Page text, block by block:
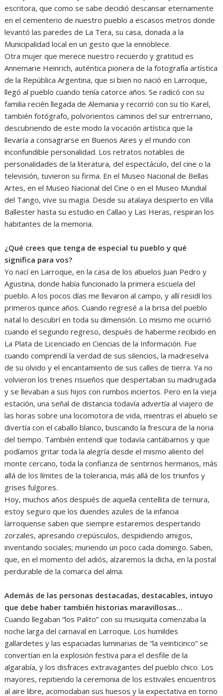
escritora, que como se sabe decidió descansar eternamente
en el cementerio de nuestro pueblo a escasos metros donde
levantó las paredes de La Tera, su casa, donada a la
Municipalidad local en un gesto que la ennoblece.
Otra mujer que merece nuestro recuerdo y gratitud es
Annemarie Heinrich, auténtica pionera de la fotografía artística
de la República Argentina, que si bien no nació en Larroque,
llegó al pueblo cuando tenía catorce años. Se radicó con su
familia recién llegada de Alemania y recorrió con su tío Karel,
también fotógrafo, polvorientos caminos del sur entrerriano,
descubriendo de este modo la vocación artística que la
llevaría a consagrarse en Buenos Aires y el mundo con
inconfundible personalidad. Los retratos notables de
personalidades de la literatura, del espectáculo, del cine o la
televisión, tuvieron su firma. En el Museo Nacional de Bellas
Artes, en el Museo Nacional del Cine o en el Museo Mundial
del Tango, vive su magia. Desde su atalaya despierto en Villa
Ballester hasta su estudio en Callao y Las Heras, respiran los
habitantes de la memoria.
¿Qué crees que tenga de especial tu pueblo y qué
significa para vos?
Yo nací en Larroque, en la casa de los abuelos Juan Pedro y
Agustina, donde había funcionado la primera escuela del
pueblo. A los pocos días me llevaron al campo, y allí residí los
primeros quince años. Cuando regresé a la brisa del pueblo
natal lo descubrí en toda su dimensión. Lo mismo me ocurrió
cuando el segundo regreso, después de haberme recibido en
La Plata de Licenciado en Ciencias de la Información. Fue
cuando comprendí la verdad de sus silencios, la madreselva
de su olvido y el encantamiento de sus calles de tierra. Ya no
volvieron los trenes risueños que despertaban su madrugada
y se llevaban a sus hijos con rumbos inciertos. Pero en la vieja
estación, una señal de distancia todavía advertía al viajero de
las horas sobre una locomotora de vida, mientras el abuelo se
divertía con el caballo blanco, buscando la frescura de la noria
del tiempo. También entendí que todavía cantábamos y que
podíamos gritar toda la alegría desde el mismo aliento del
monte cercano, toda la confianza de sentirnos hermanos, más
allá de los límites de la tolerancia, más allá de los triunfos y
grises fulgores.
Hoy, muchos años después de aquella centellita de ternura,
estoy seguro que los duendes azules de la infancia
larroquense saben que siempre estaremos despertando
zorzales, apresando crepúsculos, despidiendo amigos,
inventando sociales; muriendo un poco cada domingo. Saben,
que, en el momento del adiós, alzaremos la dicha, en la postal
perdurable de la comarca del alma.
Además de las personas destacadas, destacables, intuyo
que debe haber también historias maravillosas…
Cuando llegaban “los Palito” con su musiquita comenzaba la
noche larga del carnaval en Larroque. Los humildes
gallardetes y las espaciadas luminarias de “la veinticinco” se
convertían en la explosión festiva para el desfile de la
algarabía, y los disfraces extravagantes del pueblo chico. Los
mayores, repitiendo la ceremonia de los estivales encuentros
al aire libre, acomodaban sus huesos y la expectativa en torno